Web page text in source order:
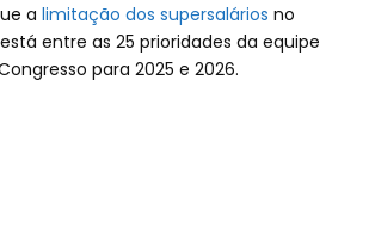
a limitação dos supersalários no
entre as 25 prioridades da equipe
para 2025 e 2026.